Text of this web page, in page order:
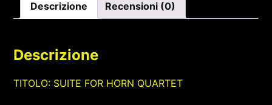
Descrizione Recensioni (0)
Descrizione
TITOLO: SUITE FOR HORN QUARTET